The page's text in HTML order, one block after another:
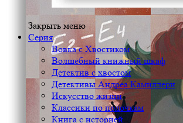
Закрыть меню
Серия
Вовка с Хвостиком
Волшебный книжный шкаф
Детектив с хвостом
Детективы Андреа Камиллери
Искусство жизни
Классики по полочкам
Книга с историей